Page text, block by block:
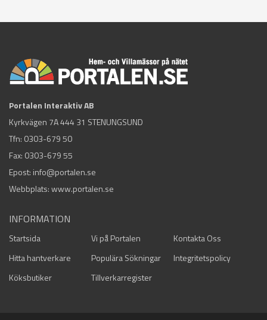
Portalen Interaktiv AB
Kyrkvägen 7A 444 31 STENUNGSUND
Tfn: 0303-679 50
Fax: 0303-679 55
Epost: info@portalen.se
Webbplats: www.portalen.se
INFORMATION
Startsida Vi på Portalen
Kontakta Oss
Hitta hantverkare
Populära Sökningar
Integritetspolicy
Köksbutiker
Tillverkarregister